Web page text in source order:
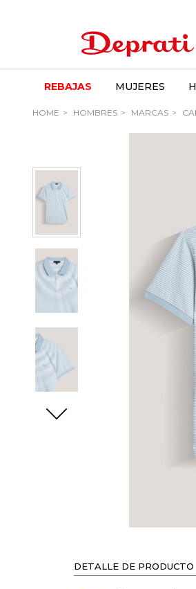
REBAJAS MUJERES
HOME HOMBRES MARCAS
DETALLE DE PRODUCTO